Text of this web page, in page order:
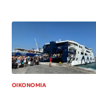
ΟΙΚΟΝΟΜΙΑ